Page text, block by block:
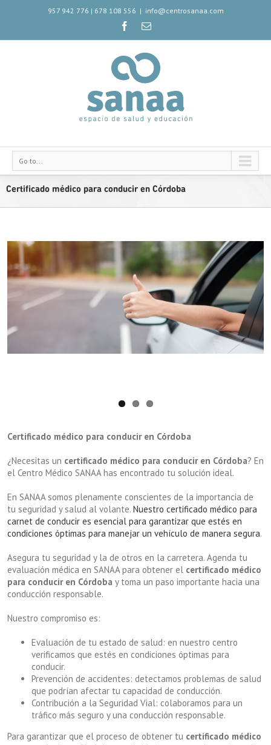
957 942 776 | 678 108 556 | info@centrosanaa.com
Go to...
Certificado médico para conducir en Córdoba
Certificado médico para conducir en Córdoba
¿Necesitas un certificado médico para conducir en Córdoba? En
el Centro Médico SANAA has encontrado tu solución ideal.
En SANAA somos plenamente conscientes de la importancia de
tu seguridad y salud al volante. Nuestro certificado médico para
carnet de conducir es esencial para garantizar que estés en
condiciones óptimas para manejar un vehículo de manera segura.
Asegura tu seguridad y la de otros en la carretera. Agenda tu
evaluación médica en SANAA para obtener el certificado médico
para conducir en Córdoba y toma un paso importante hacia una
conducción responsable.
Nuestro compromiso es:
Evaluación de tu estado de salud: en nuestro centro
verificamos que estés en condiciones óptimas para
conducir.
Prevención de accidentes: detectamos problemas de salud
que podrían afectar tu capacidad de conducción.
Contribución a la Seguridad Vial: colaboramos para un
tráfico más seguro y una conducción responsable.
Para garantizar que el proceso de obtener tu certificado médico